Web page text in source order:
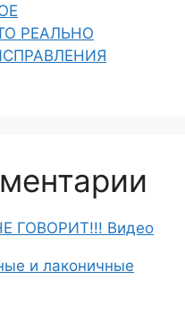
РЕАЛЬНО
ГОВОРИТ!!! Видео
и лаконичные